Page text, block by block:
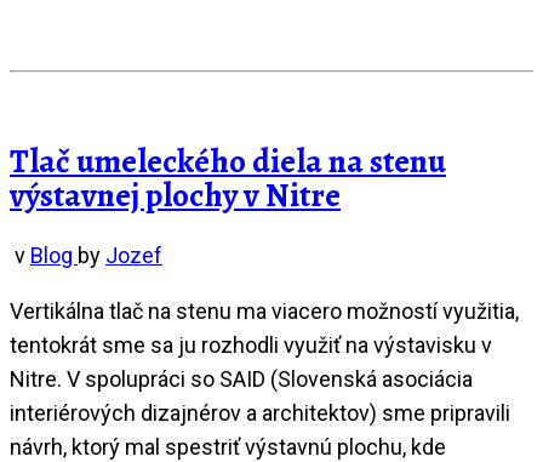
Tlač umeleckého diela na stenu
výstavnej plochy v Nitre
v Blog by Jozef
Vertikálna tlač na stenu ma viacero možností využitia,
tentokrát sme sa ju rozhodli využiť na výstavisku v
Nitre. V spolupráci so SAID (Slovenská asociácia
interiérových dizajnérov a architektov) sme pripravili
návrh, ktorý mal spestriť výstavnú plochu, kde